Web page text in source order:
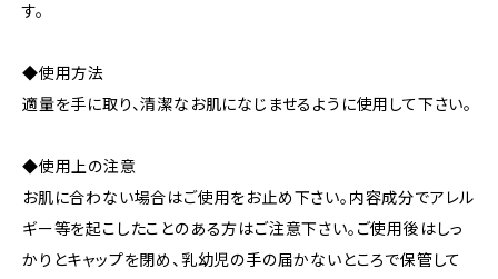
す。
◆使用方法
適量を手に取り、清潔なお肌になじませるように使用して下さい。
◆使用上の注意
お肌に合わない場合はご使用をお止め下さい。内容成分でアレル
ギー等を起こしたことのある方はご注意下さい。ご使用後はしっ
かりとキャップを閉め、乳幼児の手の届かないところで保管して